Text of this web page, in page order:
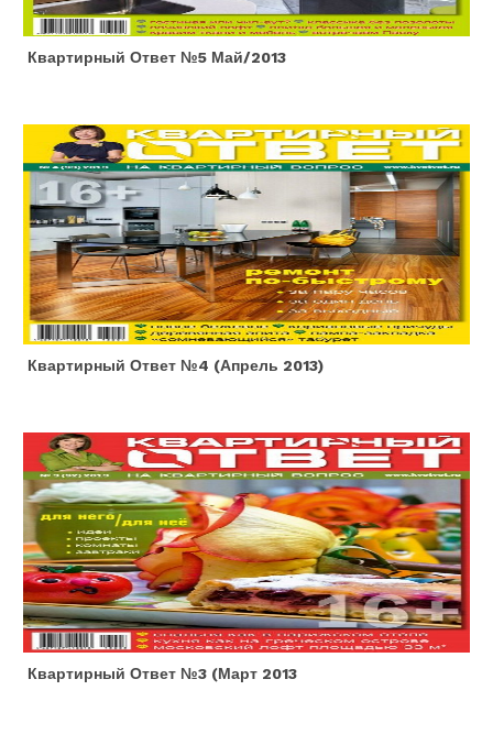
Квартирный Ответ №5 Май/2013
Квартирный Ответ №4 (апрель 2013)
Квартирный Ответ №3 (март 2013